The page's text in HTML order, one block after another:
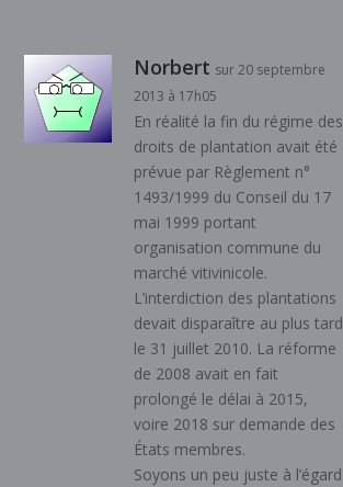
Norbert sur 20 septembre
2013 à 17h05
En réalité la fin du régime des
droits de plantation avait été
prévue par Règlement n°
1493/1999 du Conseil du 17
mai 1999 portant
organisation commune du
marché vitivinicole.
L’interdiction des plantations
devait disparaître au plus tard
le 31 juillet 2010. La réforme
de 2008 avait en fait
prolongé le délai à 2015,
voire 2018 sur demande des
États membres.
Soyons un peu juste à l’égard